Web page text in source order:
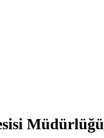
Müdürlüğü